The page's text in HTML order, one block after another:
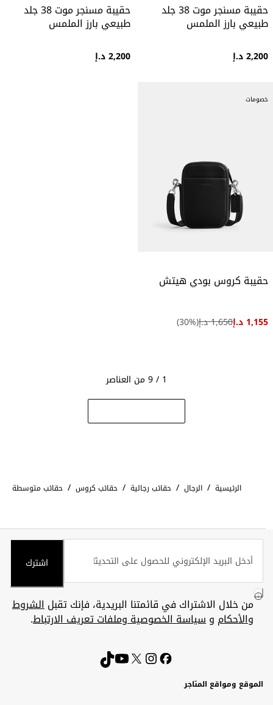
حقيبة مسنجر موت 38 جلد
طبيعي بارز الملمس
2,200 د.إ
حقيبة مسنجر موت 38 جلد
طبيعي بارز الملمس
2,200 د.إ
خصومات
حقيبة كروس بودي هيتش
1,155 د.إ 1,650 د.إ (
30%)
1 / 9 من العناصر
الرئيسية / الرجال / حقائب رجالية / حقائب كروس / حقائب متوسطة
اشترك
من خلال الاشتراك في قائمتنا البريدية، فإنك تقبلالشروط
والأحكام وسياسة الخصوصية وملفات تعريف الارتباط.
الموقع ومواقع المتاجر